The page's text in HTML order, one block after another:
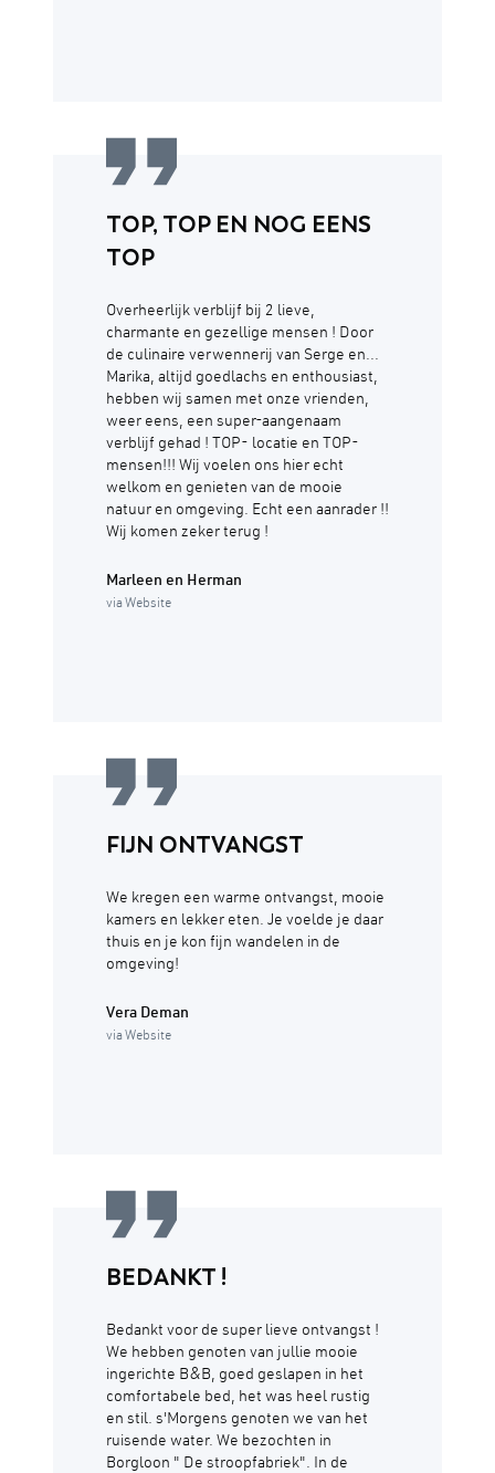
TOP, TOP EN NOG EENS
TOP
Overheerlijk verblijf bij 2 lieve,
charmante en gezellige mensen ! Door
de culinaire verwennerij van Serge en...
Marika, altijd goedlachs en enthousiast,
hebben wij samen met onze vrienden,
weer eens, een super-aangenaam
verblijf gehad ! TOP- locatie en TOP-
mensen!!! Wij voelen ons hier echt
welkom en genieten van de mooie
natuur en omgeving. Echt een aanrader !!
Wij komen zeker terug !
Marleen en Herman
via Website
FIJN ONTVANGST
We kregen een warme ontvangst, mooie
kamers en lekker eten. Je voelde je daar
thuis en je kon fijn wandelen in de
omgeving!
Vera Deman
via Website
BEDANKT !
Bedankt voor de super lieve ontvangst !
We hebben genoten van jullie mooie
ingerichte B&B, goed geslapen in het
comfortabele bed, het was heel rustig
en stil. s'Morgens genoten we van het
ruisende water. We bezochten in
Borgloon " De stroopfabriek". In de